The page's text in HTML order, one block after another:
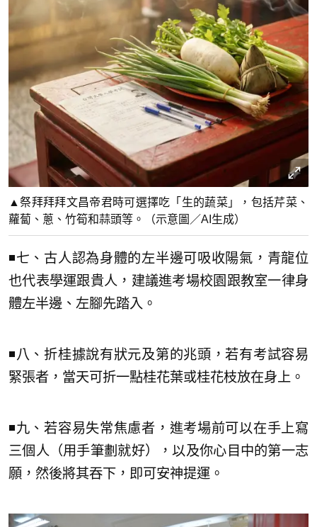
▲祭拜拜拜文昌帝君時可選擇吃「生的蔬菜」，包括芹菜、
蘿蔔、蔥、竹筍和蒜頭等。（示意圖／AI生成）
◾七、古人認為身體的左半邊可吸收陽氣，青龍位
也代表學運跟貴人，建議進考場校園跟教室一律身
體左半邊、左腳先踏入。
◾八、折桂據說有狀元及第的兆頭，若有考試容易
緊張者，當天可折一點桂花葉或桂花枝放在身上。
◾九、若容易失常焦慮者，進考場前可以在手上寫
三個人（用手筆劃就好），以及你心目中的第一志
願，然後將其吞下，即可安神提運。